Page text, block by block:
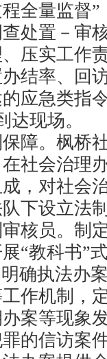
全量监督”
处置－审
压实工作
结率、回
应急类指
达现场。
。枫桥
社会治理
，对社会
下设立法
核员。制
“教科书”
确执法办
作机制，
案等现象
的信访案